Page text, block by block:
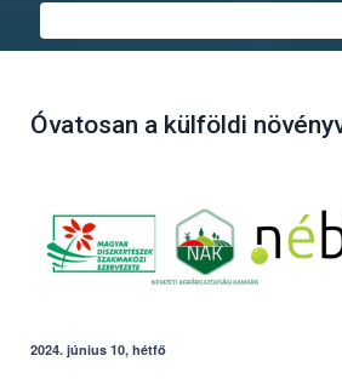
Óvatosan a külföldi
2024. június 10, hétfő